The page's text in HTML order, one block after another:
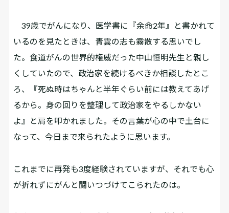
39歳でがんになり、医学書に『余命2年』と書かれて
いるのを見たときは、青雲の志も霧散する思いでし
た。食道がんの世界的権威だった中山恒明先生と親し
くしていたので、政治家を続けるべきか相談したとこ
ろ、『死ぬ時はちゃんと半年ぐらい前には教えてあげ
るから。身の回りを整理して政治家をやるしかない
よ』と肩を叩かれました。その言葉が心の中で土台に
なって、今日まで来られたように思います。
――これまでに再発も3度経験されていますが、それでも心
が折れずにがんと闘いつづけてこられたのは。